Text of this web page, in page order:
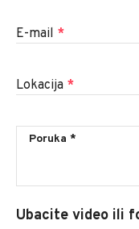
E-mail *
Lokacija *
Ubacite video ili